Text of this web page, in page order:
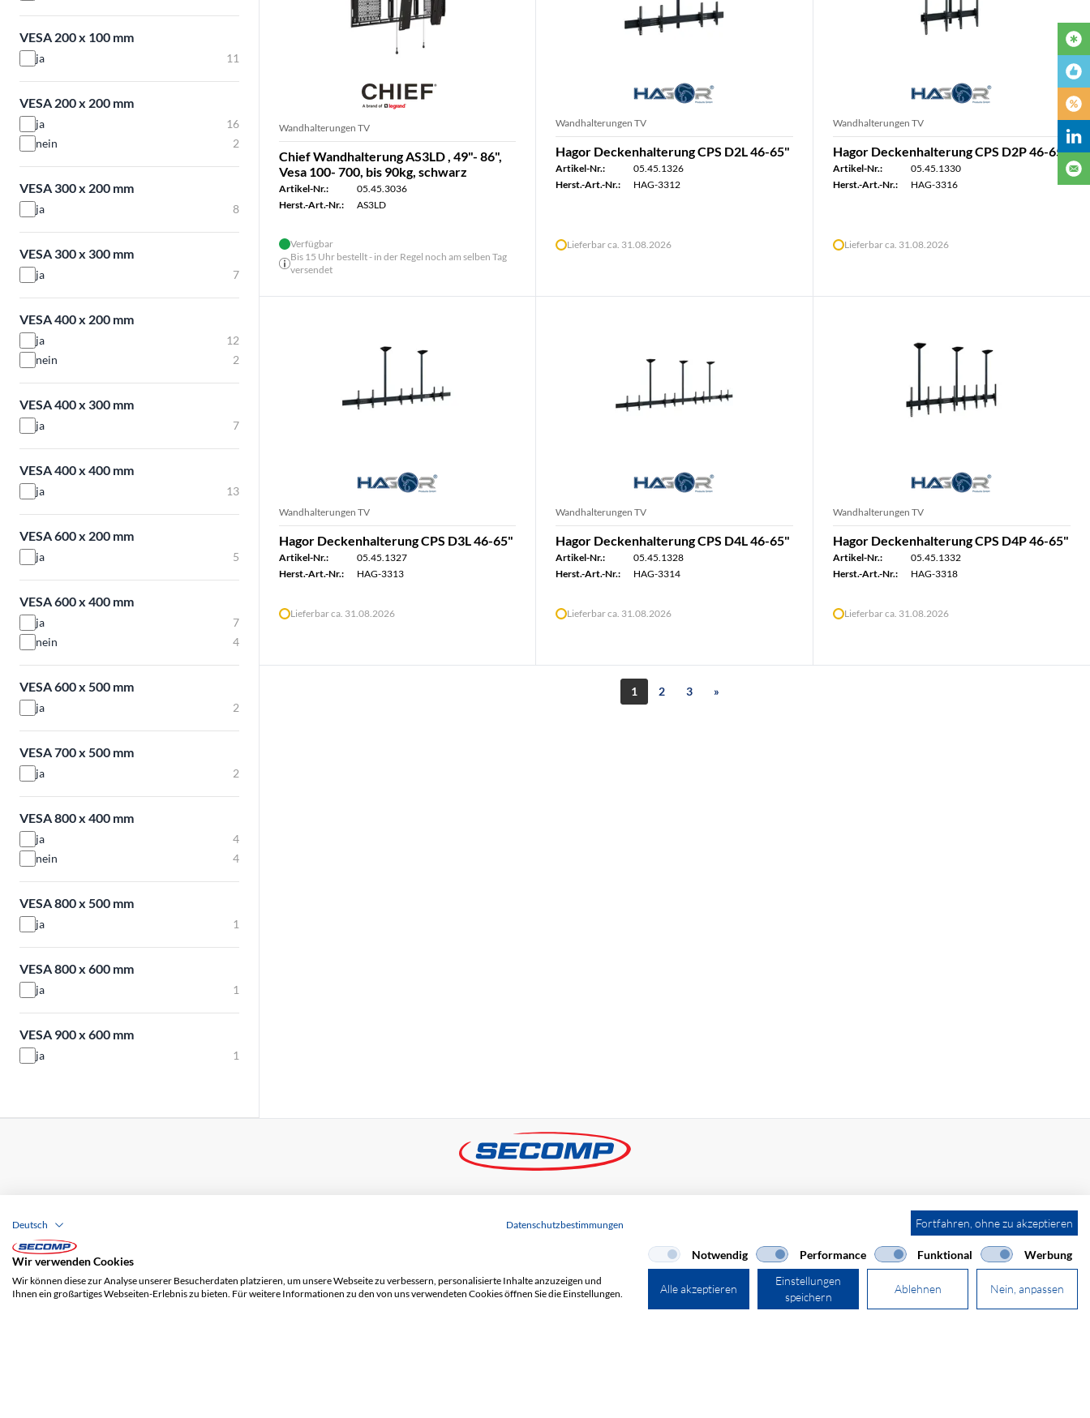
VESA 200 x 100 mm
ja 11
VESA 200 x 200 mm
ja
16
nein
2
VESA 300 x 200 mm
ja 8
VESA 300 x 300 mm
ja 7
VESA 400 x 200 mm
ja
12
nein
2
VESA 400 x 300 mm
ja 7
VESA 400 x 400 mm
ja 13
VESA 600 x 200 mm
ja 5
VESA 600 x 400 mm
ja
7
nein
4
VESA 600 x 500 mm
ja 2
VESA 700 x 500 mm
ja 2
VESA 800 x 400 mm
ja
4
nein
4
VESA 800 x 500 mm
ja 1
VESA 800 x 600 mm
ja 1
VESA 900 x 600 mm
ja 1
Wandhalterungen TV
Chief Wandhalterung AS3LD , 49"- 86",
Vesa 100- 700, bis 90kg, schwarz
Artikel-Nr.:
05.45.3036
Herst.-Art.-Nr.:
AS3LD
Verfügbar
Bis 15 Uhr bestellt - in der Regel noch am selben Tag
versendet
Wandhalterungen TV
Hagor Deckenhalterung CPS D2L 46-65"
Artikel-Nr.:
05.45.1326
Herst.-Art.-Nr.:
HAG-3312
Lieferbar ca. 31.08.2026
Wandhalterungen TV
Hagor Deckenhalterung CPS D2P 46-65"
Artikel-Nr.:
05.45.1330
Herst.-Art.-Nr.:
HAG-3316
Lieferbar ca. 31.08.2026
Wandhalterungen TV
Hagor Deckenhalterung CPS D3L 46-65"
Artikel-Nr.:
05.45.1327
Herst.-Art.-Nr.:
HAG-3313
Lieferbar ca. 31.08.2026
Wandhalterungen TV
Hagor Deckenhalterung CPS D4L 46-65"
Artikel-Nr.:
05.45.1328
Herst.-Art.-Nr.:
HAG-3314
Lieferbar ca. 31.08.2026
Wandhalterungen TV
Hagor Deckenhalterung CPS D4P 46-65"
Artikel-Nr.:
05.45.1332
Herst.-Art.-Nr.:
HAG-3318
Lieferbar ca. 31.08.2026
1 2 3 »
SECOMP AG
Grindelstrasse 6
8303 Bassersdorf
verkauf@secomp.ch
Fortfahren, ohne zu akzeptieren
Deutsch Datenschutzbestimmungen
Wir verwenden Cookies
Wir können diese zur Analyse unserer Besucherdaten platzieren, um unsere Webseite zu verbessern, personalisierte Inhalte anzuzeigen und
Ihnen ein großartiges Webseiten-Erlebnis zu bieten. Für weitere Informationen zu den von uns verwendeten Cookies öffnen Sie die Einstellungen.
Notwendig Performance Funktional Werbung
Alle akzeptieren
Einstellungen
speichern
Ablehnen Nein, anpassen